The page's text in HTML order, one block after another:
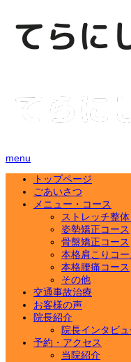
menu
トップページ
ごあいさつ
メニュー・コース
ストレッチ整
姿勢矯正コース
骨盤矯正コース
本格肩こりコー
本格腰痛コース
その他
交通事故治療
お客様の声
院長紹介
院長インタビュ
予約・アクセス
当院紹介